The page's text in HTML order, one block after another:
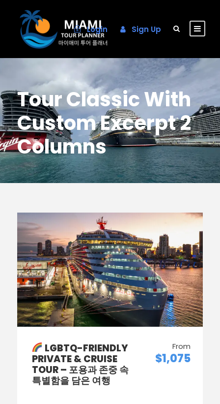
Login Sign Up
Tour Classic With
Custom Excerpt 2
Columns
LGBTQ-FRIENDLY
PRIVATE & CRUISE
TOUR – 포용과 존중 속
특별함을 담은 여행
From
$1,075